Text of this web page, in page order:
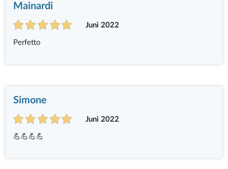
Mainardi
Juni 2022
Perfetto
Simone
Juni 2022
💪💪💪💪